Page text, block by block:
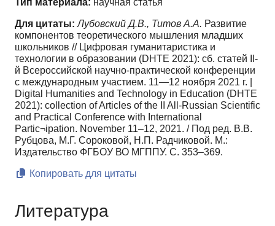
Тип материала: научная статья
Для цитаты: Лубовский Д.В., Титов А.А. Развитие
компонентов теоретического мышления младших
школьников // Цифровая гуманитаристика и
технологии в образовании (DHTE 2021): сб. статей II-
й Всероссийской научно-практической конференции
с международным участием. 11—12 ноября 2021 г. |
Digital Humanities and Technology in Education (DHTE
2021): сollection of Articles of the II All-Russian Scientific
and Practical Conference with International
Partic¬ipation. November 11–12, 2021. / Под ред. В.В.
Рубцова, М.Г. Сороковой, Н.П. Радчиковой. М.:
Издательство ФГБОУ ВО МГППУ. С. 353–369.
Копировать для цитаты
Литература